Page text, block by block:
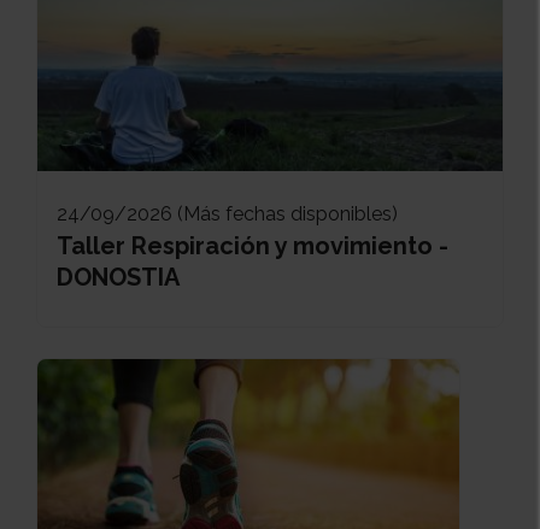
24/09/2026 (Más fechas disponibles)
Taller Respiración y movimiento -
DONOSTIA